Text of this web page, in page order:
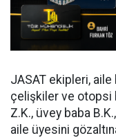
JASAT ekipleri,
çelişkiler ve otopsi
Z.K., üvey baba
aile üyesini